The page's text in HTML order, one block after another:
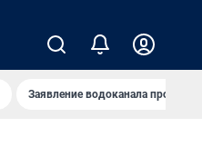
Заявление водоканала про